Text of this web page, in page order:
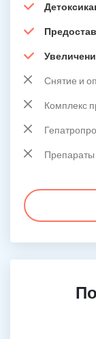
Снятие и
Комплекс